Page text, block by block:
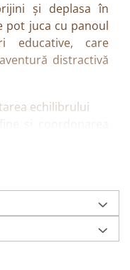
și deplasa în
pot juca cu panoul
educative, care
distractivă
echilibrului
și coordonarea
culorilor și
și învățarea
muzicală